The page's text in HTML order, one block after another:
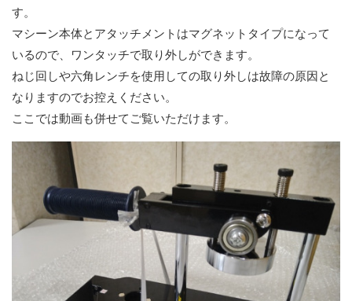
す。
マシーン本体とアタッチメントはマグネットタイプになって
いるので、ワンタッチで取り外しができます。
ねじ回しや六角レンチを使用しての取り外しは故障の原因と
なりますのでお控えください。
ここでは動画も併せてご覧いただけます。